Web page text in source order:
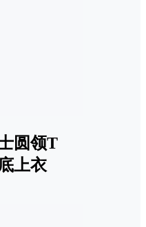
圆领T
上衣